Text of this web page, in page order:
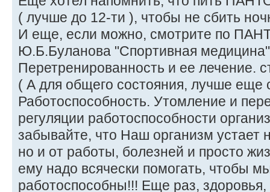
( лучше до 12-ти ), чтобы не сбить
И еще, если можно, смотрите по
Ю.Б.Буланова "Спортивная
Перетренированность и ее лечение.
( А для общего состояния, лучше еще
Работоспособность. Утомление и
регуляции работоспособности
забывайте, что Наш организм устает
но и от работы, болезней и просто
ему надо всячески помогать, чтобы
работоспособны!!! Еще раз,